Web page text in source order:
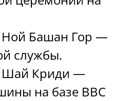
Башан Гор —
службы.
Шай Криди —
на базе ВВС